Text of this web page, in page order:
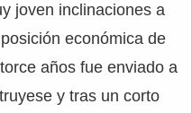
joven inclinaciones a
económica de
años fue enviado a
y tras un corto